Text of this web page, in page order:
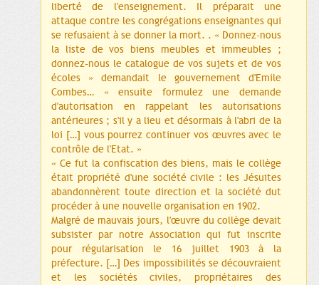
liberté de l'enseignement. Il préparait une
attaque contre les congrégations enseignantes qui
se refusaient à se donner la mort. . « Donnez-nous
la liste de vos biens meubles et immeubles ;
donnez-nous le catalogue de vos sujets et de vos
écoles » demandait le gouvernement d'Emile
Combes… « ensuite formulez une demande
d'autorisation en rappelant les autorisations
antérieures ; s'il y a lieu et désormais à l'abri de la
loi […] vous pourrez continuer vos œuvres avec le
contrôle de l'Etat. »
« Ce fut la confiscation des biens, mais le collège
était propriété d'une société civile : les Jésuites
abandonnèrent toute direction et la société dut
procéder à une nouvelle organisation en 1902.
Malgré de mauvais jours, l'œuvre du collège devait
subsister par notre Association qui fut inscrite
pour régularisation le 16 juillet 1903 à la
préfecture. […] Des impossibilités se découvraient
et les sociétés civiles, propriétaires des